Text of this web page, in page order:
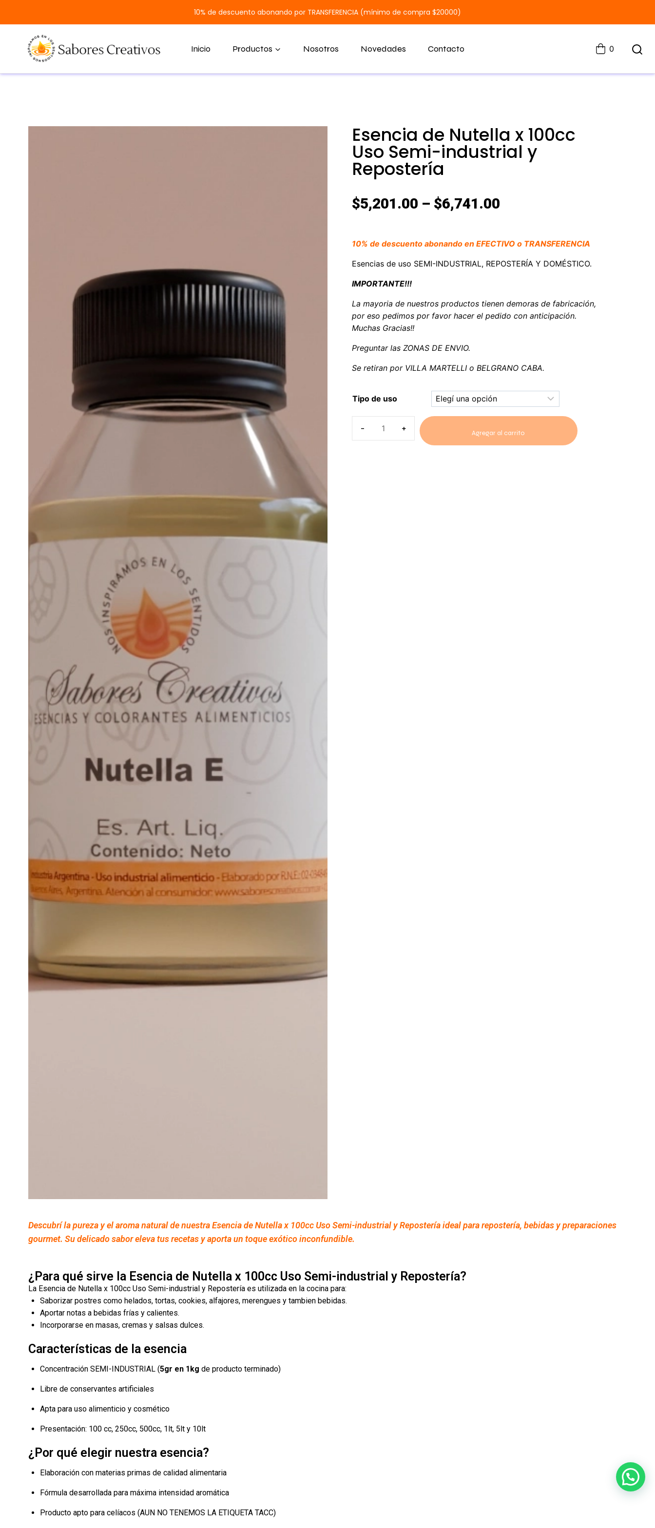
10% de descuento abonando por TRANSFERENCIA (mínimo de compra $20000)
Inicio Productos Nosotros Novedades Contacto 0
Esencia de Nutella x 100cc
Uso Semi-industrial y
Repostería
$5,201.00 – $6,741.00
10% de descuento abonando en EFECTIVO o TRANSFERENCIA
Esencias de uso SEMI-INDUSTRIAL, REPOSTERÍA Y DOMÉSTICO.
IMPORTANTE!!!
La mayoria de nuestros productos tienen demoras de fabricación,
por eso pedimos por favor hacer el pedido con anticipación.
Muchas Gracias!!
Preguntar las ZONAS DE ENVIO.
Se retiran por VILLA MARTELLI o BELGRANO CABA.
Tipo de uso
Agregar al carrito
Descubrí la pureza y el aroma natural de nuestra Esencia de Nutella x 100cc Uso Semi-industrial y Repostería ideal para repostería, bebidas y preparaciones
gourmet. Su delicado sabor eleva tus recetas y aporta un toque exótico inconfundible.
¿Para qué sirve la Esencia de Nutella x 100cc Uso Semi-industrial y Repostería?
La Esencia de Nutella x 100cc Uso Semi-industrial y Repostería es utilizada en la cocina para:
Saborizar postres como helados, tortas, cookies, alfajores, merengues y tambien bebidas.
Aportar notas a bebidas frías y calientes.
Incorporarse en masas, cremas y salsas dulces.
Características de la esencia
Concentración SEMI-INDUSTRIAL (5gr en 1kg de producto terminado)
Libre de conservantes artificiales
Apta para uso alimenticio y cosmético
Presentación: 100 cc, 250cc, 500cc, 1lt, 5lt y 10lt
¿Por qué elegir nuestra esencia?
Elaboración con materias primas de calidad alimentaria
Fórmula desarrollada para máxima intensidad aromática
Producto apto para celíacos (AUN NO TENEMOS LA ETIQUETA TACC)